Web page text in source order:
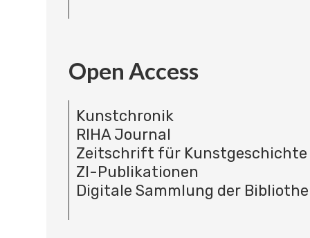
Open Access
Kunstchronik
RIHA Journal
Zeitschrift für Kunstgeschichte
ZI-Publikationen
Digitale Sammlung der